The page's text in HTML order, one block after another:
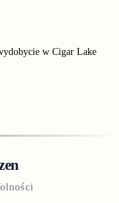
w Cigar Lake